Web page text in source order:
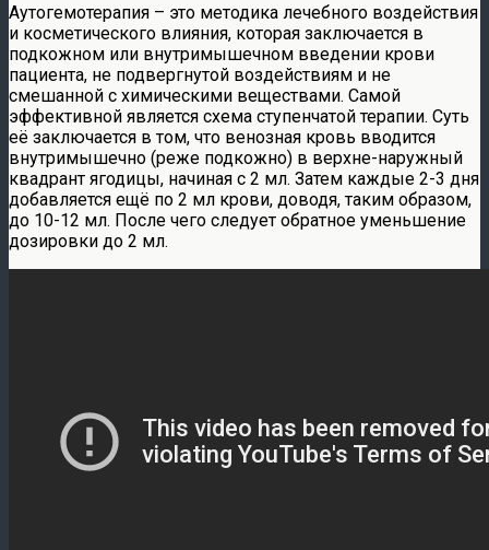
Аутогемотерапия – это методика лечебного воздействия
и косметического влияния, которая заключается в
подкожном или внутримышечном введении крови
пациента, не подвергнутой воздействиям и не
смешанной с химическими веществами. Самой
эффективной является схема ступенчатой терапии. Суть
её заключается в том, что венозная кровь вводится
внутримышечно (реже подкожно) в верхне-наружный
квадрант ягодицы, начиная с 2 мл. Затем каждые 2-3 дня
добавляется ещё по 2 мл крови, доводя, таким образом,
до 10-12 мл. После чего следует обратное уменьшение
дозировки до 2 мл.